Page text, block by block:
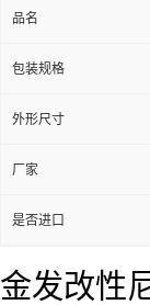
品名
包装规格
外形尺寸
厂家
是否进口
金发改性